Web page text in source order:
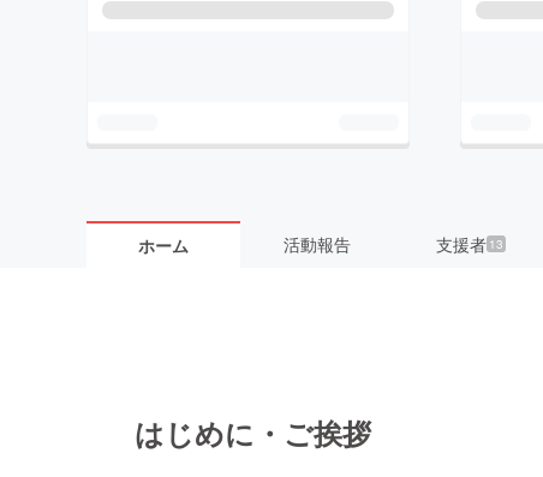
ホーム 活動報告 支援者 13
はじめに・ご挨拶